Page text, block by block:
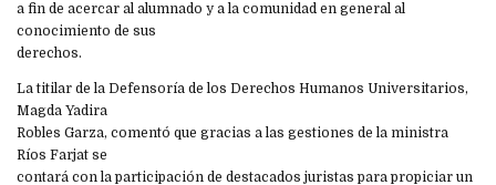
a fin de acercar al alumnado y a la comunidad en general al
conocimiento de sus
derechos.
La titilar de la Defensoría de los Derechos Humanos Universitarios,
Magda Yadira
Robles Garza, comentó que gracias a las gestiones de la ministra
Ríos Farjat se
contará con la participación de destacados juristas para propiciar un